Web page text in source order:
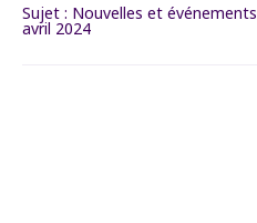
Sujet : Nouvelles et événements
avril 2024